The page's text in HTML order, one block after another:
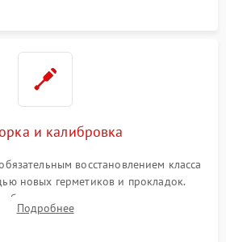
и калибровка
восстановлением класса
новых герметиков и прокладок.
матрицы по эталонному
для точного измерения температур.
Подробнее